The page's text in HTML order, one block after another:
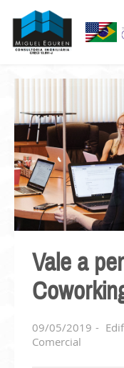
Vale a
09/05/2019
Comercial